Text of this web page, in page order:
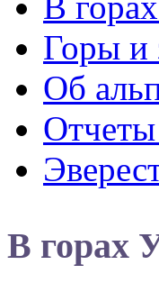
Горы и
Об
В горах